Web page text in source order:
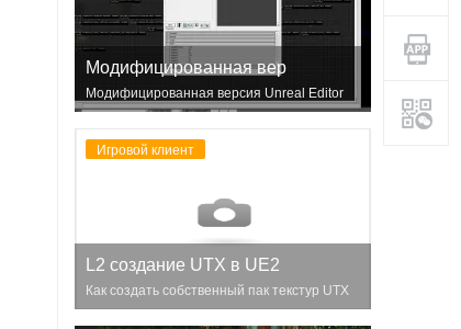
Модифицированная вер
Модифицированная версия Unreal Editor
Добавилин
Игровой клиент
L2 создание UTX в UE2
Как создать собственный пак текстур UTX
[gdplyr